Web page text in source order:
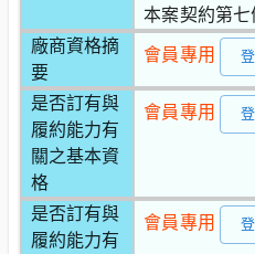
本案契約第
廠商資格摘
要
會員專用
是否訂有與
履約能力有
關之基本資
格
會員專用
是否訂有與
履約能力有
會員專用